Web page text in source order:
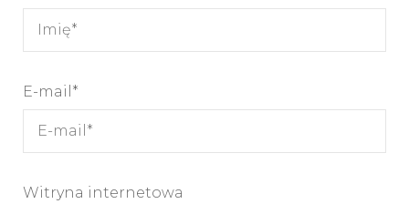
E-mail *
Witryna internetowa